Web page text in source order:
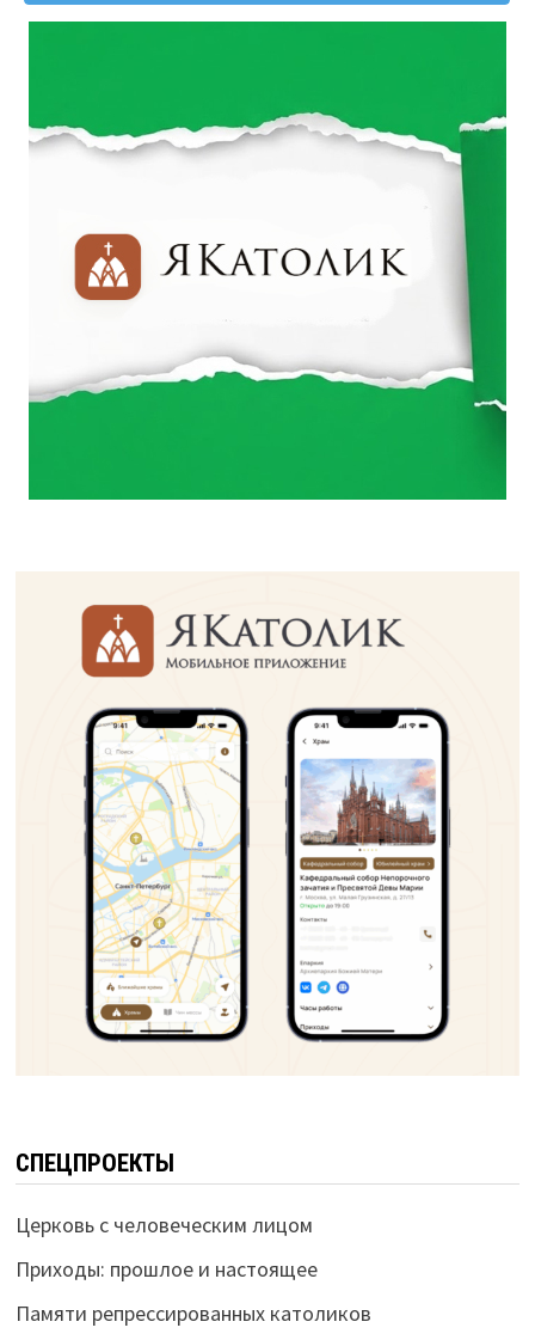
СПЕЦПРОЕКТЫ
Церковь с человеческим лицом
Приходы: прошлое и настоящее
Памяти репрессированных католиков